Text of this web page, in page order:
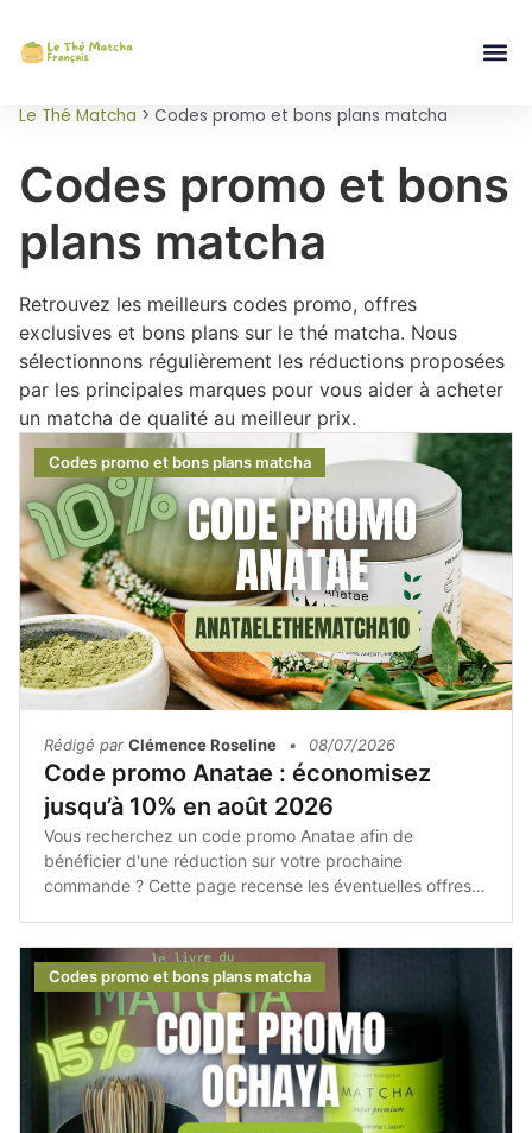
Le Thé Matcha > Codes promo et bons plans matcha
Codes promo et bons
plans matcha
Retrouvez les meilleurs codes promo, offres
exclusives et bons plans sur le thé matcha. Nous
sélectionnons régulièrement les réductions proposées
par les principales marques pour vous aider à acheter
un matcha de qualité au meilleur prix.
Codes promo et bons plans matcha
Rédigé par Clémence Roseline • 08/07/2026
Code promo Anatae : économisez
jusqu’à 10% en août 2026
Vous recherchez un code promo Anatae afin de
bénéficier d'une réduction sur votre prochaine
commande ? Cette page recense les éventuelles offres
finaliser votre achat, pensez à consulter les promotions
disponibles afin de profiter du meilleur prix sur votre
matcha et vos accessoires.
Codes promo et bons plans matcha